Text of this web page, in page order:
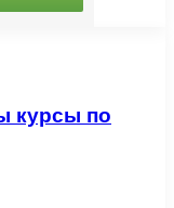
курсы по